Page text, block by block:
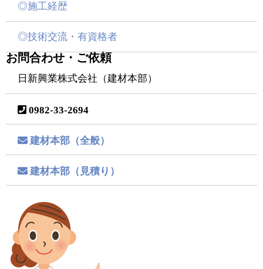
◎施工経歴
◎技術交流・有資格者
お問合わせ・ご依頼
日新興業株式会社（建材本部）
0982-33-2694
建材本部（全般）
建材本部（見積り）